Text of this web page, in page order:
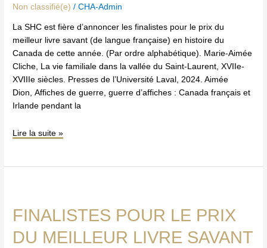
Non classifié(e) /CHA-Admin
La SHC est fière d’annoncer les finalistes pour le prix du
meilleur livre savant (de langue française) en histoire du
Canada de cette année. (Par ordre alphabétique). Marie-Aimée
Cliche, La vie familiale dans la vallée du Saint-Laurent, XVIIe-
XVIIIe siècles. Presses de l’Université Laval, 2024. Aimée
Dion, Affiches de guerre, guerre d’affiches : Canada français et
Irlande pendant la
langue
Canada
Lire la suite »
FINALISTES POUR LE PRIX
DU MEILLEUR LIVRE SAVANT
le
prix
du